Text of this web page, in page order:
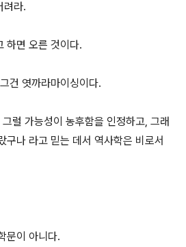
려라.
하면 오른 것이다.
건 엿까라마이싱이다.
럴 가능성이 농후함을 인정하고, 그래
구나 라고 믿는 데서 역사학은 비로서
문이 아니다.